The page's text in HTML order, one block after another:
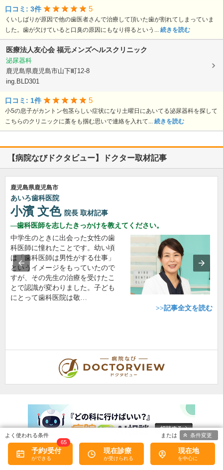
口コミ: 3件 5
くいしばりが原因で他の歯医者さんで治療して頂いた歯が割れてしまっていま
した。歯が欠けていると口臭の原因にもなり得るという... 続きを読む
医療法人友心会 福元メンズヘルスクリニック
泌尿器科
鹿児島県鹿児島市山下町12-8
ing.BLD301
口コミ: 1件 5
小5の息子がカントン包茎らしい症状になり土曜日にあいてる泌尿器科を探して
こちらのクリニックに藁をも掴む思いで連絡を入れて... 続きを読む
【病院なびドクタビュー】ドクター取材記事
鹿児島県鹿児島市
あいろ歯科医院
小濱 文色 院長 取材記事
歯科医師を志したきっかけを教えてください。
中学生のときに出会った女性の歯
科医師に憧れたことです。幼い頃
は「歯科医師は男性がする仕事」
というイメージをもっていたので
すが、その先生の治療を受けたこ
とで認識が変わりました。子ども
にとって歯科医院は敬…
>>記事全文を読む
予約/受付
65
現在診療 現在地
条件変更